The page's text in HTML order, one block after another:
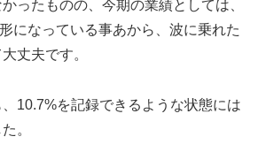
ったものの、今期の業績としては、
になっている事あから、波に乗れた
丈夫です。
10.7%を記録できるような状態には
。